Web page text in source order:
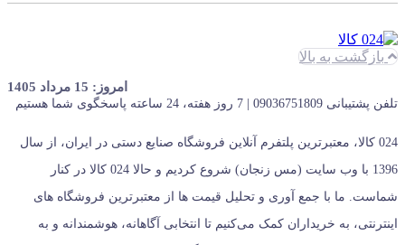
بازگشت به بالا
امروز: 15 مرداد 1405
تلفن پشتیبانی 09036751809 | 7 روز هفته، 24 ساعته پاسخگوی شما هستیم
024 کالا، معتبرترین پلتفرم آنلاین فروشگاه صنایع دستی در ایران، از سال
1396 با وب سایت (مس زنجان) شروع کردیم و حالا 024 کالا در کنار
شماست. ما با جمع‌ آوری و تحلیل قیمت‌ ها از معتبرترین فروشگاه‌ های
اینترنتی، به خریداران کمک می‌کنیم تا انتخابی آگاهانه، هوشمندانه و به‌